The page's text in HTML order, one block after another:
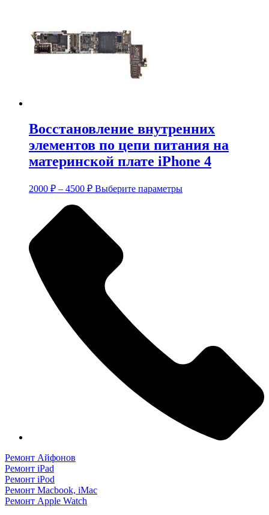
Восстановление внутренних
элементов по цепи питания на
материнской плате iPhone 4
2000 ₽ – 4500 ₽Диапазон
–
4500 ₽
Выберите параметрыЭтот
Ремонт Айфонов
Ремонт iPad
Ремонт iPod
Ремонт Macbook, iMac
Ремонт Apple Watch